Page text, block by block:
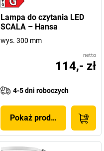
Lampa do czytania LED
SCALA – Hansa
wys. 300 mm
netto
114,- zł
4-5 dni roboczych
Pokaż produkt